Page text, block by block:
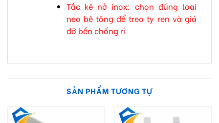
Tắc kê nở inox: chọn đúng loại
neo bê tông để treo ty ren và giá
đỡ bền chống rỉ
SẢN PHẨM TƯƠNG TỰ